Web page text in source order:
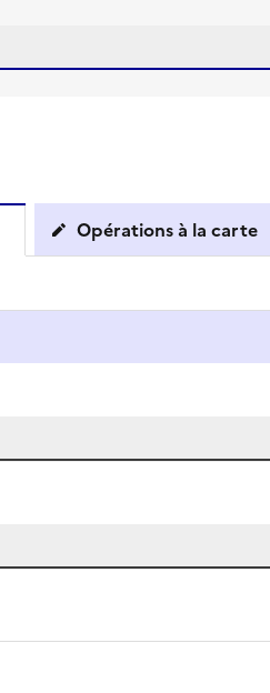
Opérations à la carte